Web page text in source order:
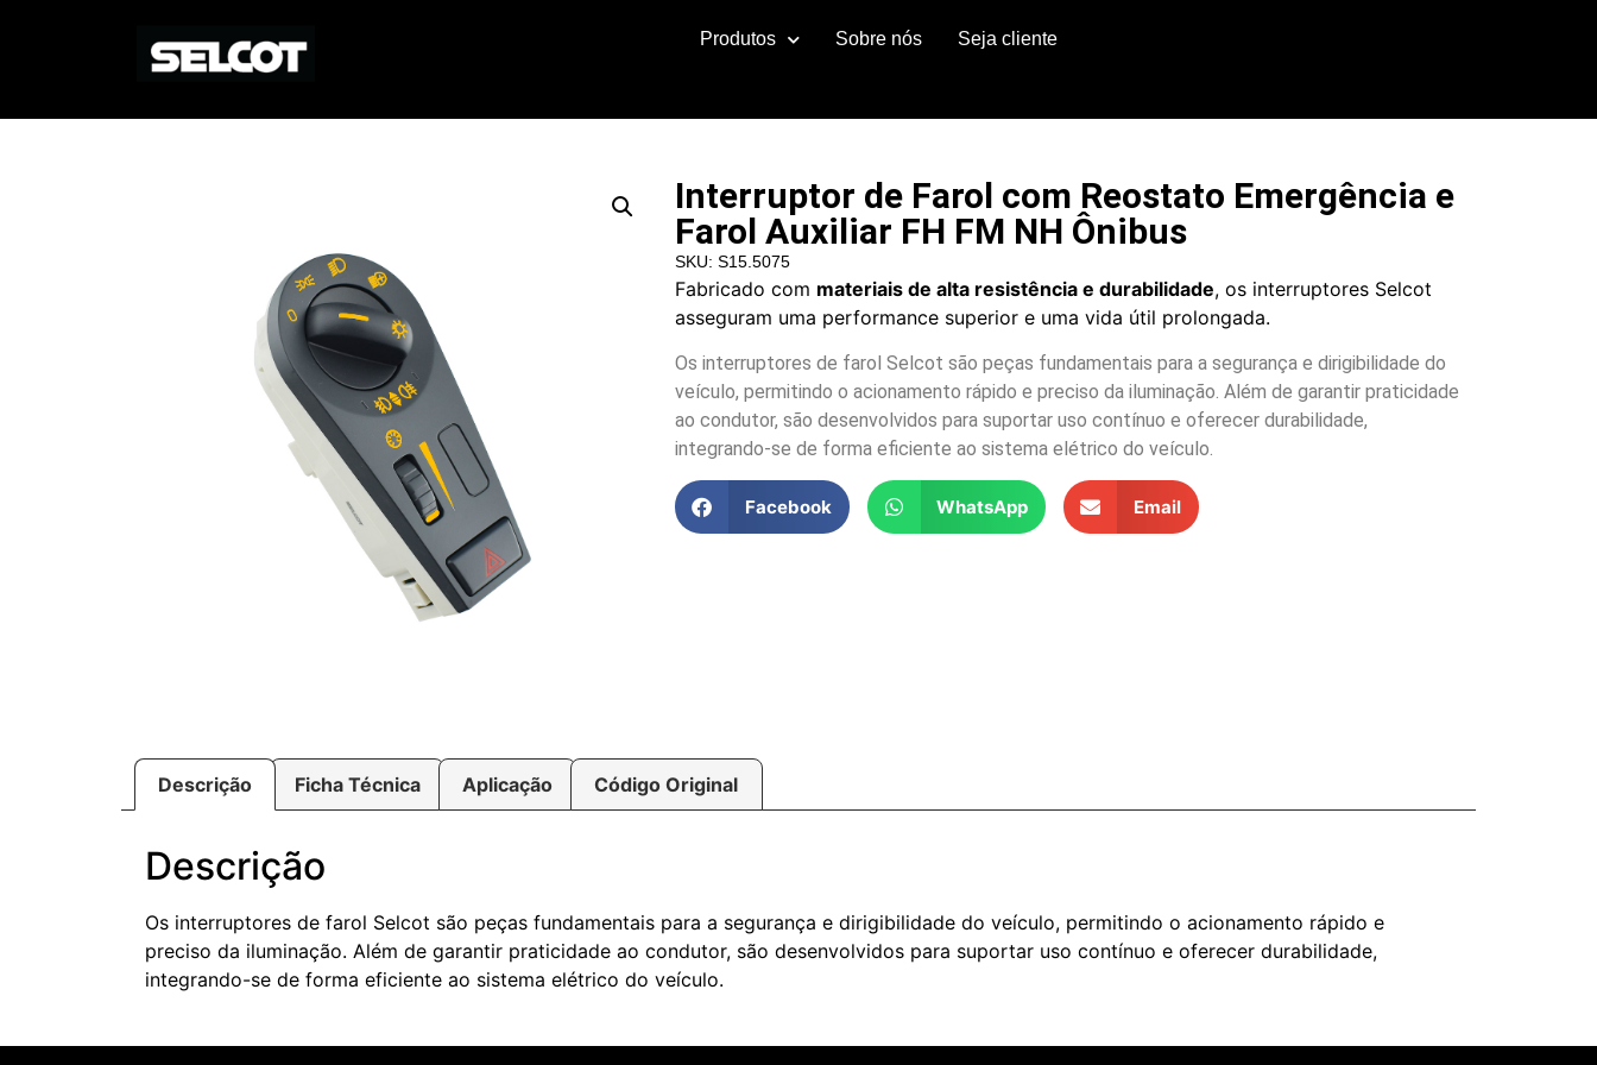
Produtos Sobre nós Seja cliente
Interruptor de Farol com Reostato Emergência e
Farol Auxiliar FH FM NH Ônibus
SKU: S15.5075
Fabricado com materiais de alta resistência e durabilidade, os interruptores Selcot
asseguram uma performance superior e uma vida útil prolongada.
Os interruptores de farol Selcot são peças fundamentais para a segurança e dirigibilidade do
veículo, permitindo o acionamento rápido e preciso da iluminação. Além de garantir praticidade
ao condutor, são desenvolvidos para suportar uso contínuo e oferecer durabilidade,
integrando-se de forma eficiente ao sistema elétrico do veículo.
Facebook WhatsApp Email
Descrição Ficha Técnica Aplicação Código Original
Descrição
Os interruptores de farol Selcot são peças fundamentais para a segurança e dirigibilidade do veículo, permitindo o acionamento rápido e
preciso da iluminação. Além de garantir praticidade ao condutor, são desenvolvidos para suportar uso contínuo e oferecer durabilidade,
integrando-se de forma eficiente ao sistema elétrico do veículo.